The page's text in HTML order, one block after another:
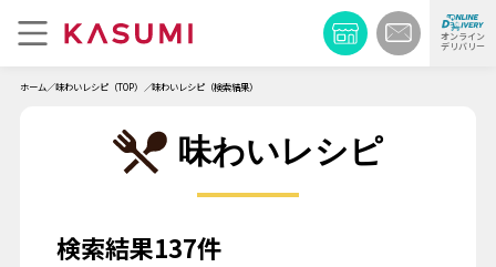
オンライン
デリバリー
ホーム 味わいレシピ（TOP） 味わいレシピ（検索結果）
味わいレシピ
検索結果137件